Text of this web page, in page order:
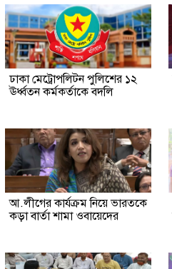
ঢাকা মেট্রোপলিটন পুলিশের ১২
ঊর্ধ্বতন কর্মকর্তাকে বদলি
আ.লীগের কার্যক্রম নিয়ে ভারতকে
কড়া বার্তা শামা ওবায়েদের